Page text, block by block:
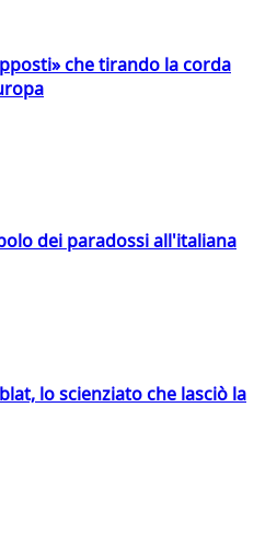
che tirando la corda
dei paradossi all'italiana
lo scienziato che lasciò la